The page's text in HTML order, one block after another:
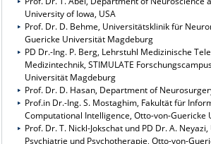
University of Iowa, USA
Prof. Dr. D. Behme, Universitätsklinik für
Guericke Universität Magdeburg
PD Dr.-Ing. P. Berg, Lehrstuhl Medizinische
Medizintechnik, STIMULATE
Universität Magdeburg
Prof. Dr. D. Hasan, Department of
Prof.in Dr.-Ing. S. Mostaghim, Fakultät für
Computational Intelligence, Otto-von-
Prof. Dr. T. Nickl-Jokschat und PD Dr. A.
Psychiatrie und Psychotherapie, Otto-von-